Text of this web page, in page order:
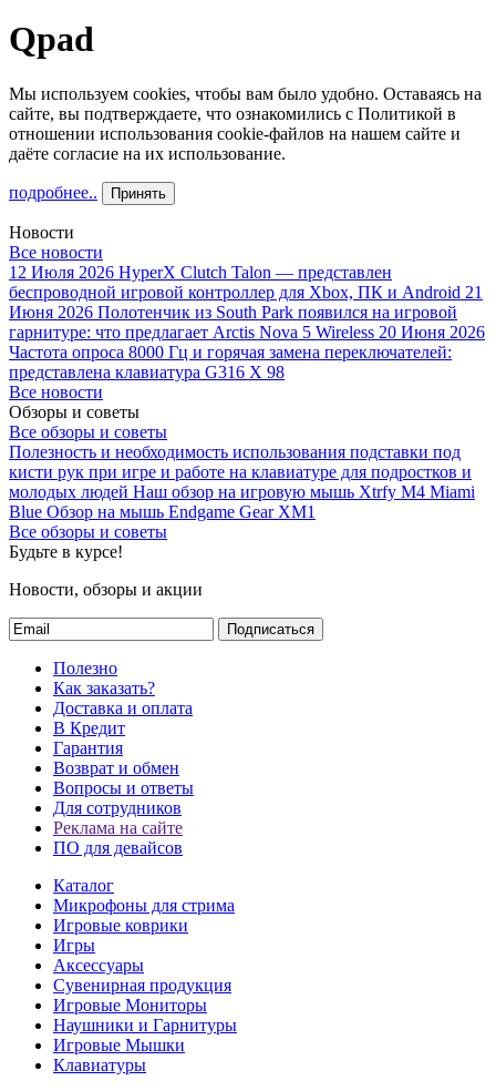
Qpad
Мы используем cookies, чтобы вам было удобно. Оставаясь на
сайте, вы подтверждаете, что ознакомились с Политикой в
отношении использования cookie-файлов на нашем сайте и
даёте согласие на их использование.
подробнее.. Принять
Новости
Все новости
12 Июля 2026 HyperX Clutch Talon — представлен
беспроводной игровой контроллер для Xbox, ПК и Android 21
Июня 2026 Полотенчик из South Park появился на игровой
гарнитуре: что предлагает Arctis Nova 5 Wireless 20 Июня 2026
Частота опроса 8000 Гц и горячая замена переключателей:
представлена клавиатура G316 X 98
Все новости
Обзоры и советы
Все обзоры и советы
Полезность и необходимость использования подставки под
кисти рук при игре и работе на клавиатуре для подростков и
молодых людей Наш обзор на игровую мышь Xtrfy M4 Miami
Blue Обзор на мышь Endgame Gear XM1
Все обзоры и советы
Будьте в курсе!
Новости, обзоры и акции
Подписаться
Полезно
Как заказать?
Доставка и оплата
В Кредит
Гарантия
Возврат и обмен
Вопросы и ответы
Для сотрудников
Реклама на сайте
ПО для девайсов
Каталог
Микрофоны для стрима
Игровые коврики
Игры
Аксессуары
Сувенирная продукция
Игровые Мониторы
Наушники и Гарнитуры
Игровые Мышки
Клавиатуры